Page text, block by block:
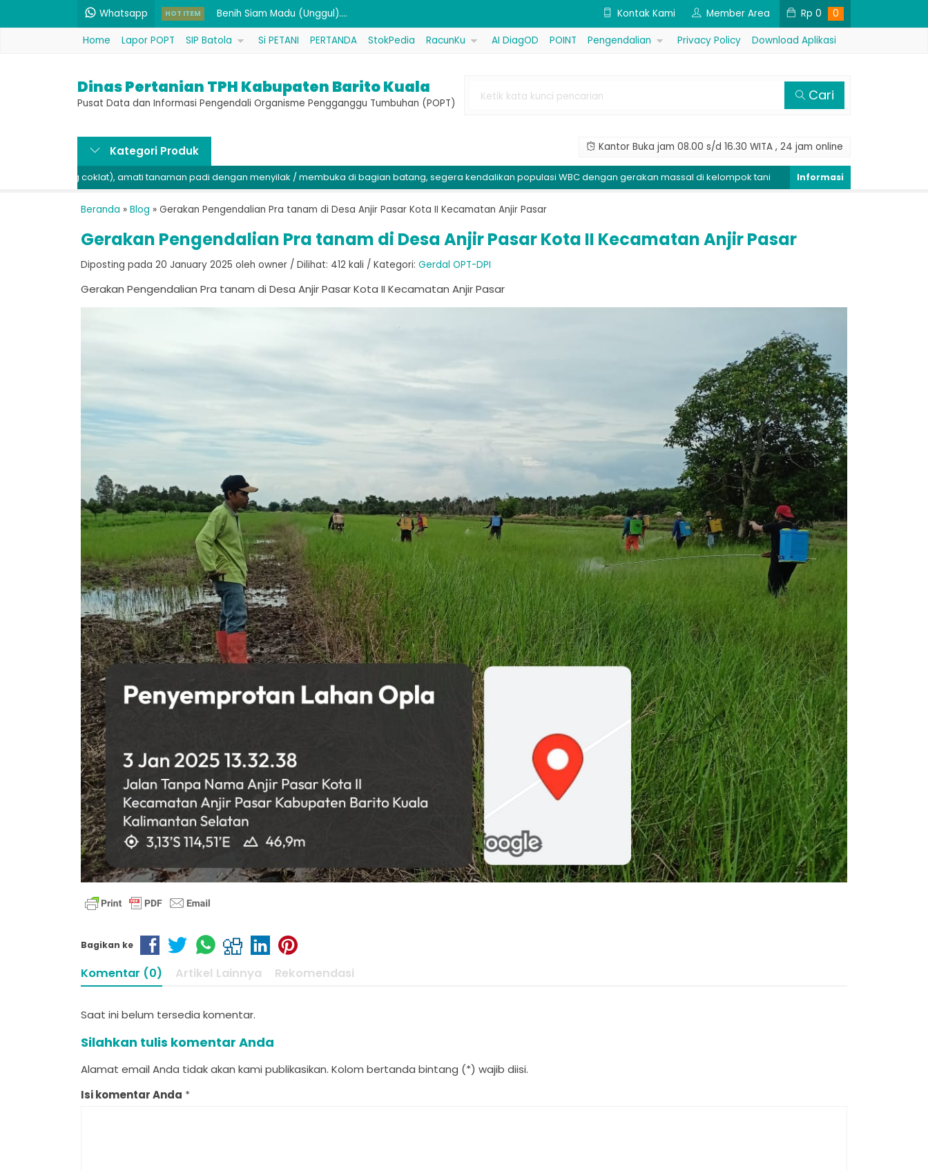
Whatsapp HOT ITEM Benih Siam Madu (Unggul)....
Belerang 1 kg (Bahan Bubur California)....
Pembenah Tanah Majemuk (Procal) Kemasan 1 kg....
Pupuk N 12% & P 60% (Ultradap) Kemasan 1 kg....
Pupuk P 52% & K 34% (MKP) Kemasan 1 kg....
Kontak Kami Member Area Rp 0 0
Home Lapor POPT SIP Batola Si PETANI PERTANDA StokPedia RacunKu AI DiagOD POINT Pengendalian Privacy Policy Download Aplikasi
Dinas Pertanian TPH Kabupaten Barito Kuala
Pusat Data dan Informasi Pengendali Organisme Pengganggu Tumbuhan (POPT) Cari
Kategori Produk Kantor Buka jam 08.00 s/d 16.30 WITA , 24 jam online
coklat), amati tanaman padi dengan menyilak / membuka di bagian batang, segera kendalikan populasi WBC dengan gerakan massal di kelompok tani Peringatan Dini Penyakit Tungro,
Beranda » Blog » Gerakan Pengendalian Pra tanam di Desa Anjir Pasar Kota II Kecamatan Anjir Pasar
Gerakan Pengendalian Pra tanam di Desa Anjir Pasar Kota II Kecamatan Anjir Pasar
Diposting pada 20 January 2025 oleh owner / Dilihat: 412 kali / Kategori: Gerdal OPT-DPI
Gerakan Pengendalian Pra tanam di Desa Anjir Pasar Kota II Kecamatan Anjir Pasar
Bagikan ke
Komentar (0) Artikel Lainnya Rekomendasi
Saat ini belum tersedia komentar.
Silahkan tulis komentar Anda
Alamat email Anda tidak akan kami publikasikan. Kolom bertanda bintang (*) wajib diisi.
Isi komentar Anda *